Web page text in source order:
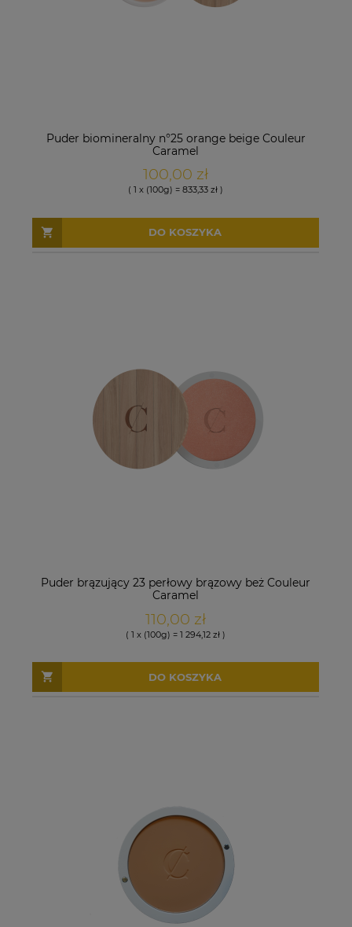
Puder biomineralny n°25 orange beige Couleur
Caramel
100,00 zł
( 1 x (100g) = 833,33 zł )
DO KOSZYKA
Puder brązujący 23 perłowy brązowy beż Couleur
Caramel
110,00 zł
( 1 x (100g) = 1 294,12 zł )
DO KOSZYKA